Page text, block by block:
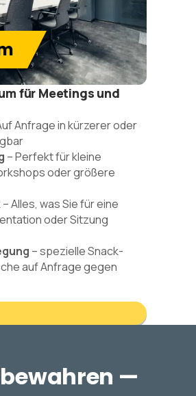
für Meetings und
Anfrage in kürzerer oder
– Perfekt für kleine
oder größere
– Alles, was Sie für eine
oder Sitzung
– spezielle Snack-
auf Anfrage gegen
—